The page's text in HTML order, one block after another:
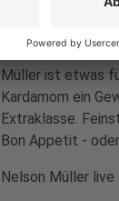
uns exklusiv in
Rezepten zum
weiht uns in die
Müller ist etwas
Kardamom ein
Extraklasse.
Bon Appetit -
Nelson Müller